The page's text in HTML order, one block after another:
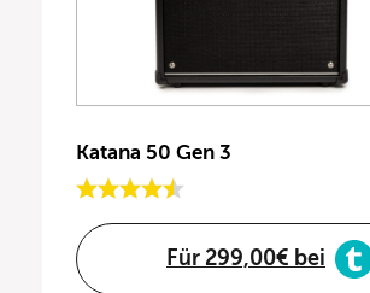
Katana 50 Gen 3
Für 299,00€ bei